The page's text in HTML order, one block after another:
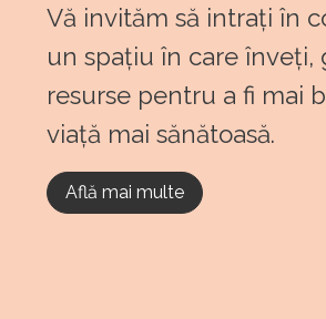
Vă invităm să intrați în
un spațiu în care înveți,
resurse pentru a fi mai
viață mai sănătoasă.
Află mai multe